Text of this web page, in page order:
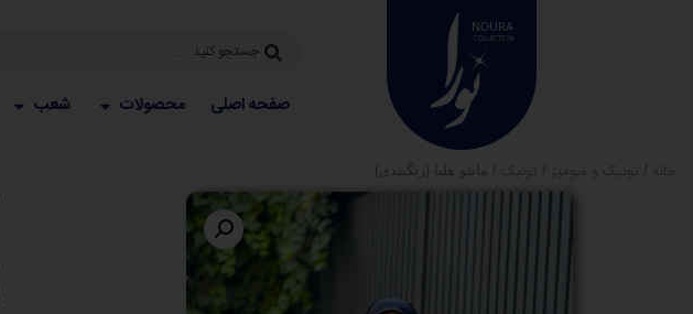
صفحه اصلی محصولات شعب
/
/ / مانتو هلیا (رنگبندی)